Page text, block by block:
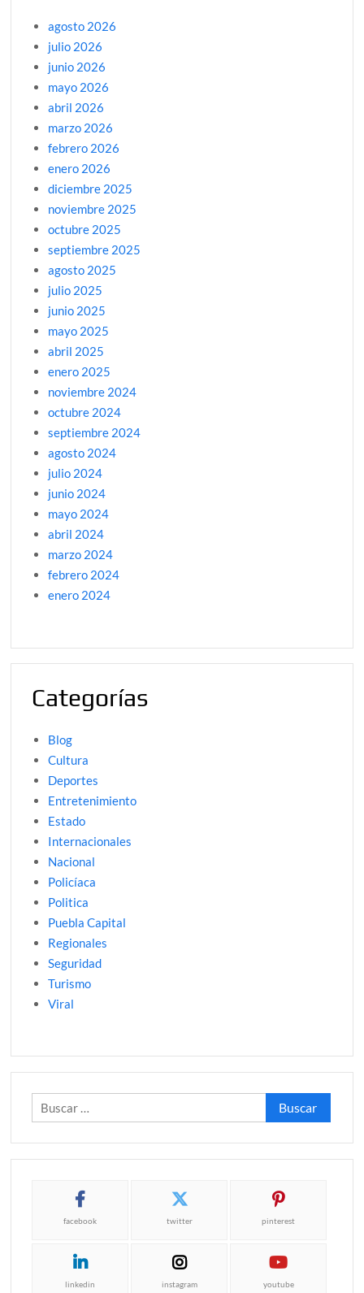
agosto 2026
julio 2026
junio 2026
mayo 2026
abril 2026
marzo 2026
febrero 2026
enero 2026
diciembre 2025
noviembre 2025
octubre 2025
septiembre 2025
agosto 2025
julio 2025
junio 2025
mayo 2025
abril 2025
enero 2025
noviembre 2024
octubre 2024
septiembre 2024
agosto 2024
julio 2024
junio 2024
mayo 2024
abril 2024
marzo 2024
febrero 2024
enero 2024
Categorías
Blog
Cultura
Deportes
Entretenimiento
Estado
Internacionales
Nacional
Policíaca
Politica
Puebla Capital
Regionales
Seguridad
Turismo
Viral
Buscar:
facebook twitter pinterest
linkedin instagram youtube